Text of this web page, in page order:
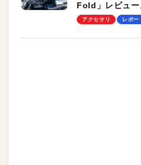
Fold」レビュー
却プレート、シ
アクセサリ レポー